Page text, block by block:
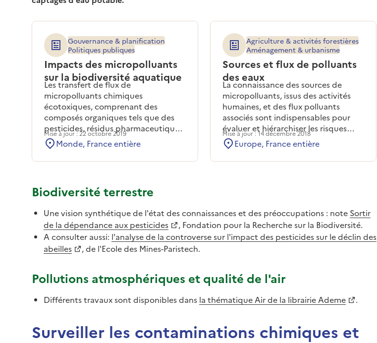
Impacts des micropolluants
sur la biodiversité aquatique
Gouvernance & planification
Politiques publiques
Les transfert de flux de
micropolluants chimiques
écotoxiques, comprenant des
composés organiques tels que des
pesticides, résidus pharmaceutiques,
plastifiants, et métaux dissous
présentent des effets chroniques sur
le espèces, dont l'humain, et mettent
Mise à jour : 22 octobre 2019
Monde, France entière
Sources et flux de polluants
des eaux
Agriculture & activités forestières
Aménagement & urbanisme
La connaissance des sources de
micropolluants, issus des activités
humaines, et des flux polluants
associés sont indispensables pour
évaluer et hiérarchiser les risques
d'impact toxique sur les milieux
(pollutions diffuses, territoires
urbanisés..).
Mise à jour : 14 décembre 2018
Europe, France entière
Biodiversité terrestre
Une vision synthétique de l'état des connaissances et des préoccupations : note Sortir
de la dépendance aux pesticides
, Fondation pour la Recherche sur la Biodiversité.
A consulter aussi: l'analyse de la controverse sur l'impact des pesticides sur le déclin des
abeilles
, de l'Ecole des Mines-Paristech.
Pollutions atmosphériques et qualité de l'air
Différents travaux sont disponibles dans la thématique Air de la librairie Ademe .
Surveiller les contaminations chimiques et